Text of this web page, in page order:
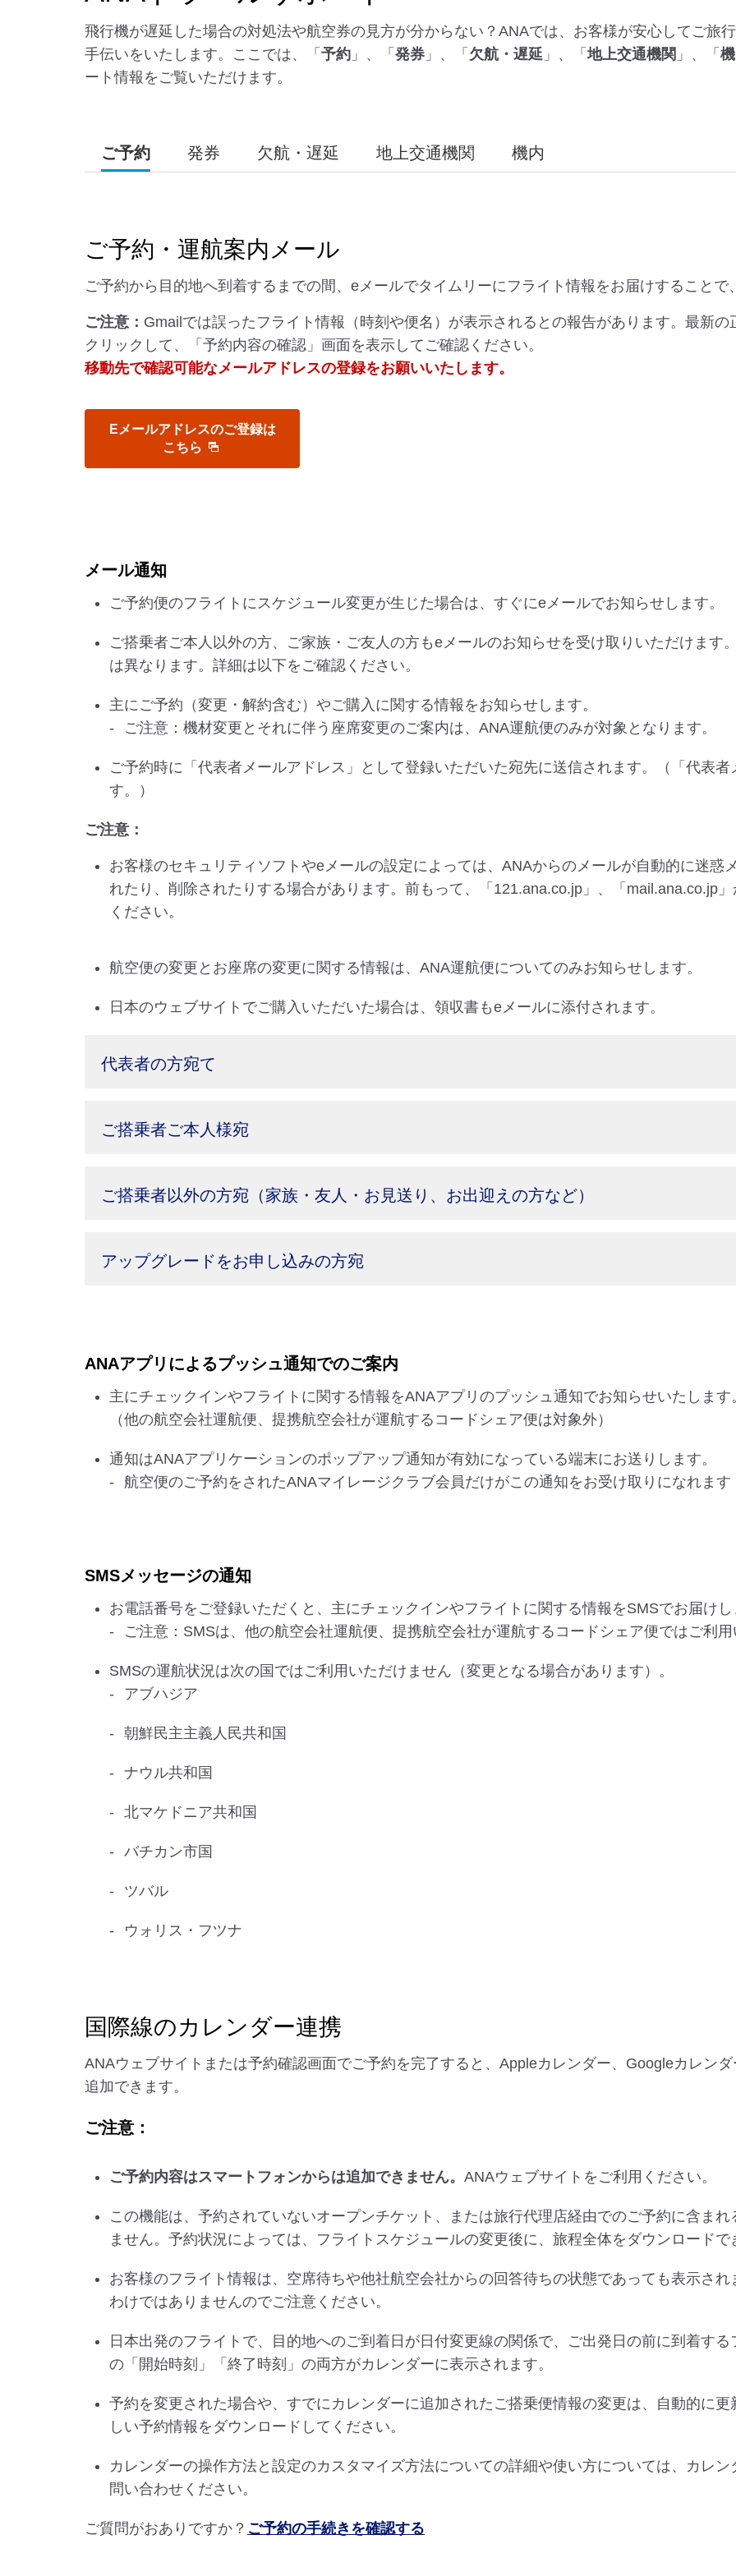
飛行機が遅延した場合の対処法や航空券の見方が分からない？ANAでは、お客様が安心してご旅
手伝いをいたします。ここでは、「 予約 」、「 発券 」、「 欠航・遅延 」、「地上交通機関 」、「
ート情報をご覧いただけます。
ご予約 発券 欠航・遅延 地上交通機関 機内
ご予約・運航案内メール
ご予約から目的地へ到着するまでの間、eメールでタイムリーにフライト情報をお届けすること
ご注意： Gmailでは誤ったフライト情報（時刻や便名）が表示されるとの報告があります。最新
クリックして、「予約内容の確認」画面を表示してご確認ください。
移動先で確認可能なメールアドレスの登録をお願いいたします。
Eメールアドレスのご登録は
こちら
メール通知
ご予約便のフライトにスケジュール変更が生じた場合は、すぐにeメールでお知らせします。
ご搭乗者ご本人以外の方、ご家族・ご友人の方もeメールのお知らせを受け取りいただけます
は異なります。詳細は以下をご確認ください。
主にご予約（変更・解約含む）やご購入に関する情報をお知らせします。
ご注意：機材変更とそれに伴う座席変更のご案内は、ANA運航便のみが対象となります。
ご予約時に「代表者メールアドレス」として登録いただいた宛先に送信されます。（「代表
す。）
ご注意：
お客様のセキュリティソフトやeメールの設定によっては、ANAからのメールが自動的に迷惑
れたり、削除されたりする場合があります。前もって、「121.ana.co.jp」、「mail.ana.co.jp
ください。
航空便の変更とお座席の変更に関する情報は、ANA運航便についてのみお知らせします。
日本のウェブサイトでご購入いただいた場合は、領収書もeメールに添付されます。
代表者の⽅宛て
ご搭乗者ご本人様宛
ご搭乗者以外の方宛（家族・友人・お見送り、お出迎えの方など）
アップグレードをお申し込みの方宛
ANAアプリによるプッシュ通知でのご案内
主にチェックインやフライトに関する情報をANAアプリのプッシュ通知でお知らせいたします
（他の航空会社運航便、提携航空会社が運航するコードシェア便は対象外）
通知はANAアプリケーションのポップアップ通知が有効になっている端末にお送りします。
航空便のご予約をされたANAマイレージクラブ会員だけがこの通知をお受け取りになれます
SMSメッセージの通知
お電話番号をご登録いただくと、主にチェックインやフライトに関する情報をSMSでお届け
ご注意：SMSは、他の航空会社運航便、提携航空会社が運航するコードシェア便ではご利
SMSの運航状況は次の国ではご利用いただけません（変更となる場合があります）。
アブハジア
朝鮮民主主義人民共和国
ナウル共和国
北マケドニア共和国
バチカン市国
ツバル
ウォリス・フツナ
国際線のカレンダー連携
ANAウェブサイトまたは予約確認画面でご予約を完了すると、Appleカレンダー、Googleカレン
追加できます。
ご注意：
ご予約内容はスマートフォンからは追加できません。 ANAウェブサイトをご利用ください。
この機能は、予約されていないオープンチケット、または旅行代理店経由でのご予約に含ま
ません。予約状況によっては、フライトスケジュールの変更後に、旅程全体をダウンロード
お客様のフライト情報は、空席待ちや他社航空会社からの回答待ちの状態であっても表示さ
わけではありませんのでご注意ください。
日本出発のフライトで、目的地へのご到着日が日付変更線の関係で、ご出発日の前に到着す
の「開始時刻」「終了時刻」の両方がカレンダーに表示されます。
予約を変更された場合や、すでにカレンダーに追加されたご搭乗便情報の変更は、自動的に
しい予約情報をダウンロードしてください。
カレンダーの操作方法と設定のカスタマイズ方法についての詳細や使い方については、カレ
問い合わせください。
ご質問がおありですか？ ご予約の手続きを確認する